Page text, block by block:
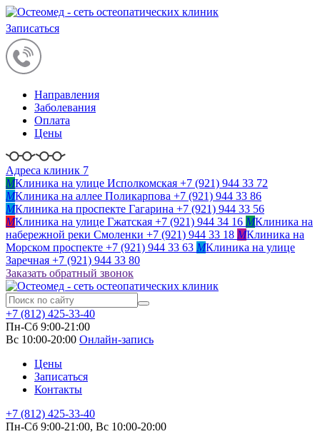
Записаться
Направления
Заболевания
Оплата
Цены
Адреса клиник 7
MКлиника на улице Исполкомская +7 (921) 944 33 72
MКлиника на аллее Поликарпова +7 (921) 944 33 86
MКлиника на проспекте Гагарина +7 (921) 944 33 56
MКлиника на улице Гжатская +7 (921) 944 34 16 MКлиника на
набережной реки Смоленки +7 (921) 944 33 18 MКлиника на
Морском проспекте +7 (921) 944 33 63 MКлиника на улице
Заречная +7 (921) 944 33 80
Заказать обратный звонок
+7 (812) 425-33-40
Пн-Сб 9:00-21:00
Вс 10:00-20:00 Онлайн-запись
Цены
Записаться
Контакты
+7 (812) 425-33-40
Пн-Сб 9:00-21:00, Вс 10:00-20:00